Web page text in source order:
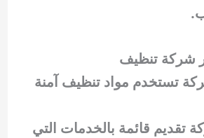
شركة تنظيف
تستخدم مواد تنظيف آمنة
تقديم قائمة بالخدمات التي